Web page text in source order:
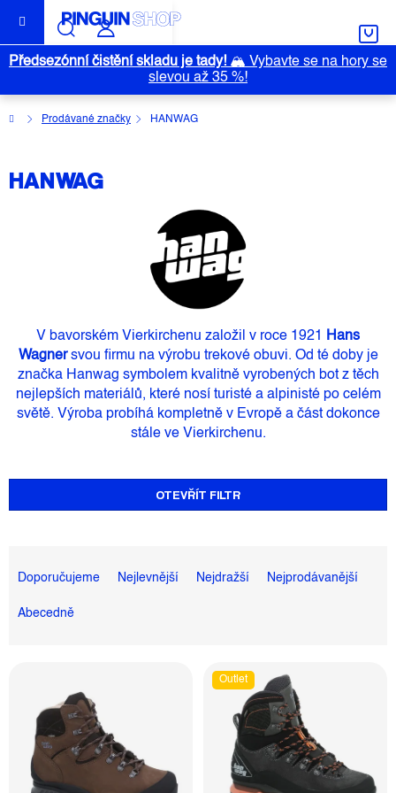
obsah
Předsezónní čistění skladu je tady!🏔️ Vybavte se na hory se
slevou až 35 %!
DomůProdávané značky HANWAG
HANWAG
V bavorském Vierkirchenu založil v roce 1921
Hans
Wagnersvou firmu na výrobu trekové obuvi. Od té doby je
značka Hanwag symbolem kvalitně vyrobených bot z těch
nejlepších materiálů, které nosí turisté a alpinisté po celém
světě. Výroba probíhá kompletně v Evropěa část dokonce
stále ve Vierkirchenu.
OTEVŘÍT FILTR
A
E
Doporučujeme Nejlevnější Nejdražší Nejprodávanější
Abecedně
Outlet